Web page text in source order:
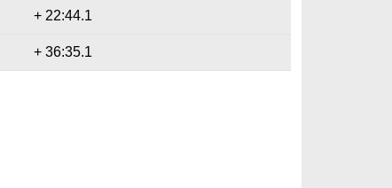
+ 22:44.1
+ 36:35.1